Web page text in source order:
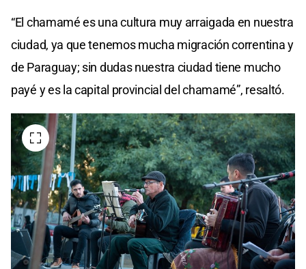
“El chamamé es una cultura muy arraigada en nuestra
ciudad, ya que tenemos mucha migración correntina y
de Paraguay; sin dudas nuestra ciudad tiene mucho
payé y es la capital provincial del chamamé”, resaltó.